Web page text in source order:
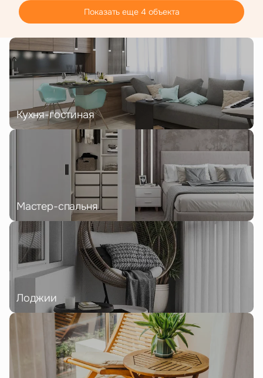
Показать еще 4 объектa
Кухня-гостиная
Мастер-спальня
Лоджии